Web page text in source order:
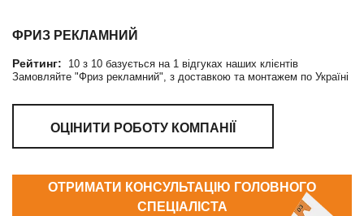
ФРИЗ РЕКЛАМНИЙ
Рейтинг: 10 з 10 базується на 1 відгуках наших клієнтів
Замовляйте "Фриз рекламний", з доставкою та монтажем по Україні
ОЦІНИТИ РОБОТУ КОМПАНІЇ
ОТРИМАТИ КОНСУЛЬТАЦІЮ ГОЛОВНОГО
СПЕЦІАЛІСТА